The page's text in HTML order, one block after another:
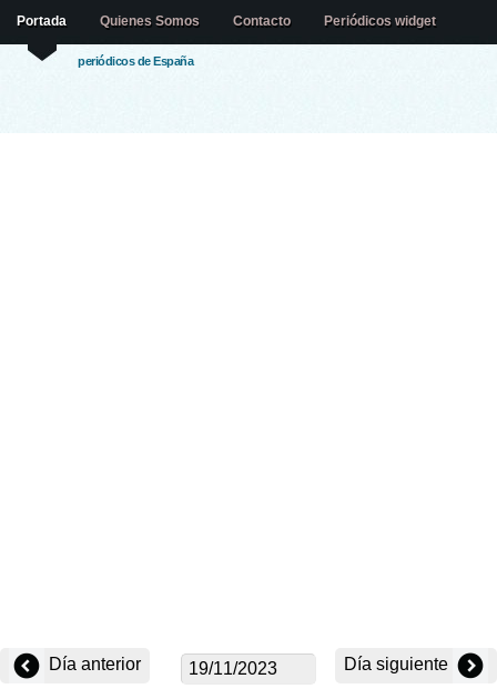
periódicos de España
Portada Quienes Somos Contacto Periódicos widget
Día anterior Día siguiente